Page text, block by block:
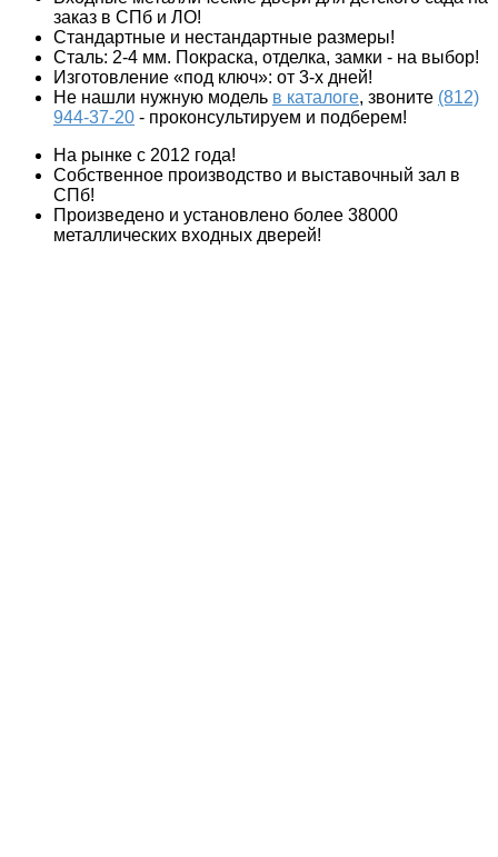
заказ в СПб и ЛО!
Стандартные и нестандартные размеры!
Сталь: 2-4 мм. Покраска, отделка, замки - на выбор!
Изготовление «под ключ»: от 3-х дней!
Не нашли нужную модель в каталоге, звоните (812)
944-37-20 - проконсультируем и подберем!
На рынке с 2012 года!
Собственное производство и выставочный зал в
СПб!
Произведено и установлено более 38000
металлических входных дверей!